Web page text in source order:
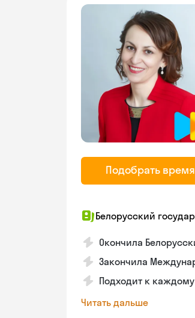
Подобрать время
Белорусский
Окончила
Закончила
Подходит к
Читать дальше